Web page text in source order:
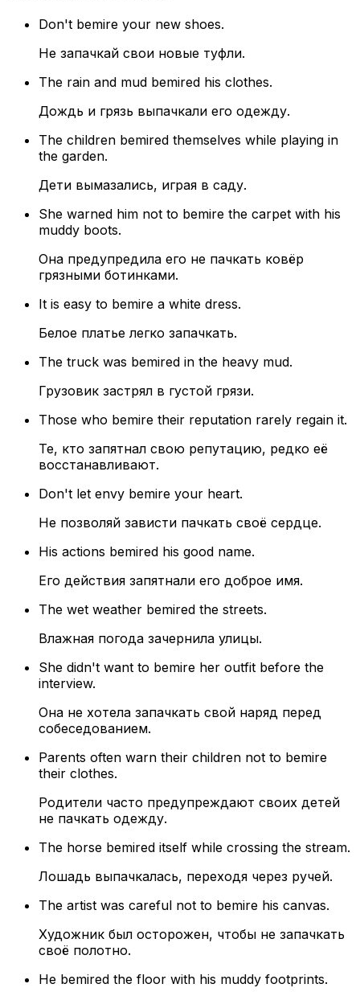
Don't bemire your new shoes.
Не запачкай свои новые туфли.
The rain and mud bemired his clothes.
Дождь и грязь выпачкали его одежду.
The children bemired themselves while playing in
the garden.
Дети вымазались, играя в саду.
She warned him not to bemire the carpet with his
muddy boots.
Она предупредила его не пачкать ковёр
грязными ботинками.
It is easy to bemire a white dress.
Белое платье легко запачкать.
The truck was bemired in the heavy mud.
Грузовик застрял в густой грязи.
Those who bemire their reputation rarely regain it.
Те, кто запятнал свою репутацию, редко её
восстанавливают.
Don't let envy bemire your heart.
Не позволяй зависти пачкать своё сердце.
His actions bemired his good name.
Его действия запятнали его доброе имя.
The wet weather bemired the streets.
Влажная погода зачернила улицы.
She didn't want to bemire her outfit before the
interview.
Она не хотела запачкать свой наряд перед
собеседованием.
Parents often warn their children not to bemire
their clothes.
Родители часто предупреждают своих детей
не пачкать одежду.
The horse bemired itself while crossing the stream.
Лошадь выпачкалась, переходя через ручей.
The artist was careful not to bemire his canvas.
Художник был осторожен, чтобы не запачкать
своё полотно.
He bemired the floor with his muddy footprints.